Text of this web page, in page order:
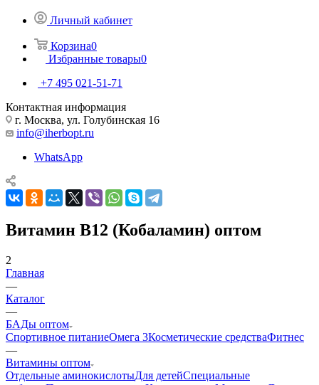
Личный кабинет
Корзина0
Избранные товары0
+7 495 021-51-71
Контактная информация
г. Москва, ул. Голубинская 16
info@iherbopt.ru
WhatsApp
Витамин B12 (Кобаламин) оптом
2
Главная
—
Каталог
—
БАДы оптом
Спортивное питаниеОмега 3Косметические средстваФитнес
—
Витамины оптом
Отдельные аминокислотыДля детейСпециальные